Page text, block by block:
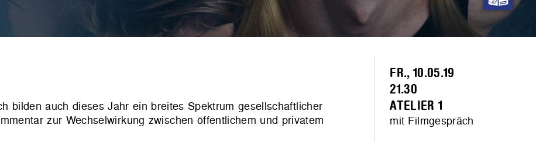
bilden auch dieses Jahr ein breites Spektrum gesellschaftlicher
zur Wechselwirkung zwischen öffentlichem und privatem
FR., 10.05.19
21.30
ATELIER 1
mit Filmgespräch